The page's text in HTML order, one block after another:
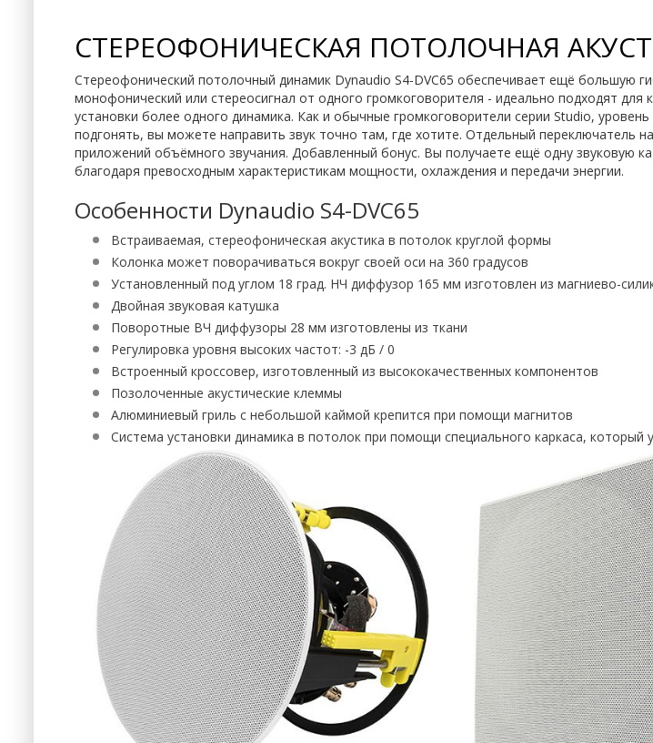
СТЕРЕОФОНИЧЕСКАЯ ПОТОЛОЧНАЯ
Стереофонический потолочный динамик Dynaudio S4-DVC65 обеспечивает ещё большую
монофонический или стереосигнал от одного громкоговорителя - идеально подходят
установки более одного динамика. Как и обычные громкоговорители серии Studio,
подгонять, вы можете направить звук точно там, где хотите. Отдельный переключатель
приложений объёмного звучания. Добавленный бонус. Вы получаете ещё одну звуковую
благодаря превосходным характеристикам мощности, охлаждения и передачи энергии.
Особенности Dynaudio S4-DVC65
Встраиваемая, стереофоническая акустика в потолок круглой формы
Колонка может поворачиваться вокруг своей оси на 360 градусов
Установленный под углом 18 град. НЧ диффузор 165 мм изготовлен из магниево-
Двойная звуковая катушка
Поворотные ВЧ диффузоры 28 мм изготовлены из ткани
Регулировка уровня высоких частот: -3 дБ / 0
Встроенный кроссовер, изготовленный из высококачественных компонентов
Позолоченные акустические клеммы
Алюминиевый гриль с небольшой каймой крепится при помощи магнитов
Система установки динамика в потолок при помощи специального каркаса, который